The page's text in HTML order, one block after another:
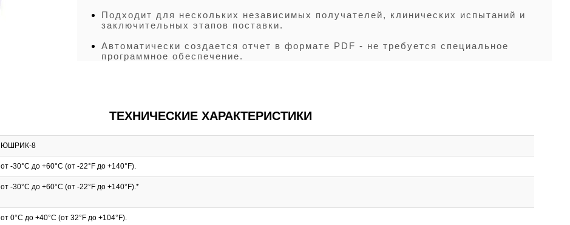
Подходит для нескольких независимых получателей, клинических испытаний и
заключительных этапов поставки.
Автоматически создается отчет в формате PDF - не требуется специальное
программное обеспечение.
ТЕХНИЧЕСКИЕ ХАРАКТЕРИСТИКИ
ЮШРИК-8
от -30°C до +60°C (от -22°F до +140°F).
от -30°C до +60°C (от -22°F до +140°F).*
от 0°C до +40°C (от 32°F до +104°F).